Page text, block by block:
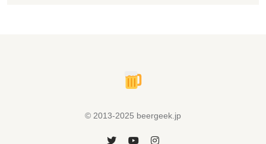
© 2013-2025 beergeek.jp